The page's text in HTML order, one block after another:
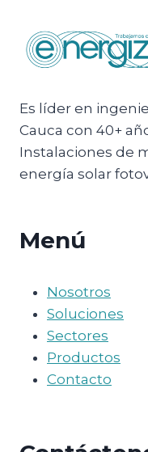
Es líder en
Cauca con 40+
Instalaciones de
energía solar
Menú
Nosotros
Soluciones
Sectores
Productos
Contacto